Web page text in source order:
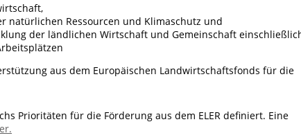
natürlichen Ressourcen und Klimaschutz und
der ländlichen Wirtschaft und Gemeinschaft
aus dem Europäischen Landwirtschaftsfonds für die
Prioritäten für die Förderung aus dem ELER definiert. Eine